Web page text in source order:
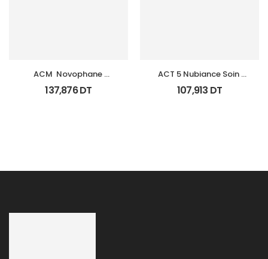
ACM  Novophane
Coffret Anti Chute
(Lotion+Shp+Cp)
137,876DT
ACT 5 Nubiance Soin
Anti Imperfections 30Ml
107,913 DT